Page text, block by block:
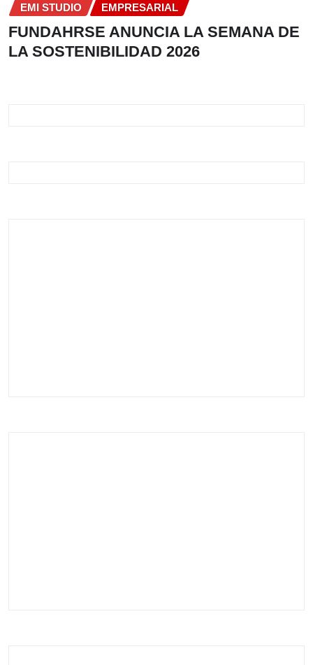
EMI STUDIO EMPRESARIAL
FUNDAHRSE ANUNCIA LA SEMANA DE
LA SOSTENIBILIDAD 2026